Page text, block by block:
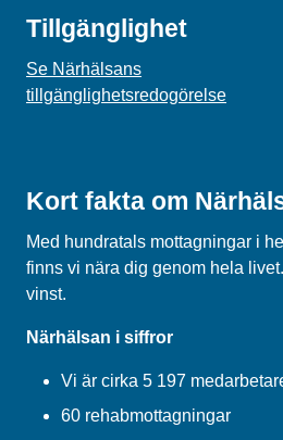
Tillgänglighet
Se Närhälsans
tillgänglighetsredogörelse
Kort fakta om
Med hundratals mottagningar i
finns vi nära dig genom hela
vinst.
Närhälsan i siffror
Vi är cirka 5 197
60 rehabmottagningar